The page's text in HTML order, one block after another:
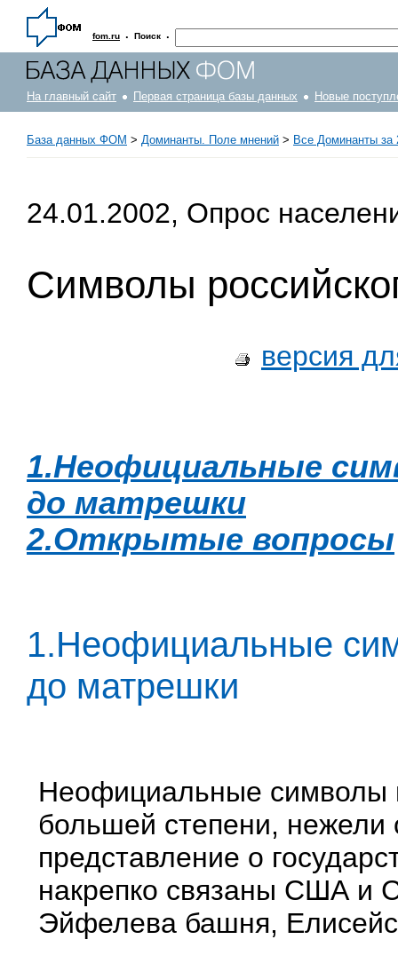
fom.ru · Поиск ·
На главный сайт Первая страница базы данных Новые
База данных ФОМ > Доминанты. Поле мнений > Все Доминанты за
24.01.2002, Опрос
Символы
версия
1.Неофициальные
до матрешки
2.Открытые вопросы
1.Неофициальные
до матрешки
Неофициальные символы
большей степени,
представление о
накрепко связаны США и
Эйфелева башня,